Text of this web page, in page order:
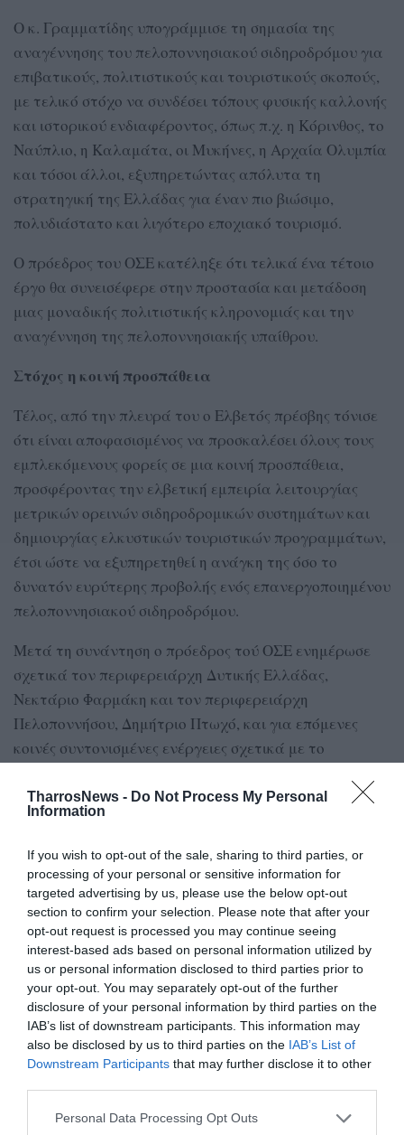
TharrosNews - Do Not Process My Personal
Information
If you wish to opt-out of the sale, sharing to third parties, or
processing of your personal or sensitive information for
targeted advertising by us, please use the below opt-out
section to confirm your selection. Please note that after your
opt-out request is processed you may continue seeing
interest-based ads based on personal information utilized by
us or personal information disclosed to third parties prior to
your opt-out. You may separately opt-out of the further
disclosure of your personal information by third parties on the
IAB’s list of downstream participants. This information may
also be disclosed by us to third parties on the IAB’s List of
Downstream Participants that may further disclose it to other
Personal Data Processing Opt Outs
Ο κ. Γραμματίδης υπογράμμισε τη σημασία της
αναγέννησης του πελοποννησιακού σιδηροδρόμου για
επιβατικούς, πολιτιστικούς και τουριστικούς σκοπούς,
με τελικό στόχο να συνδέσει τόπους φυσικής καλλονής
και ιστορικού ενδιαφέροντος, όπως π.χ. η Κόρινθος, το
Ναύπλιο, η Καλαμάτα, οι Μυκήνες, η Αρχαία Ολυμπία
και τόσοι άλλοι, εξυπηρετώντας απόλυτα τη
στρατηγική της Ελλάδας για έναν πιο βιώσιμο,
πολυδιάστατο και λιγότερο εποχιακό τουρισμό.
Ο πρόεδρος του ΟΣΕ κατέληξε ότι τελικά ένα τέτοιο
έργο θα συνεισέφερε στην προστασία και μετάδοση
μιας μοναδικής πολιτιστικής κληρονομιάς και την
αναγέννηση της πελοποννησιακής υπαίθρου.
Στόχος η κοινή προσπάθεια
Τέλος, από την πλευρά του ο Ελβετός πρέσβης τόνισε
ότι είναι αποφασισμένος να προσκαλέσει όλους τους
εμπλεκόμενους φορείς σε μια κοινή προσπάθεια,
προσφέροντας την ελβετική εμπειρία λειτουργίας
μετρικών ορεινών σιδηροδρομικών συστημάτων και
δημιουργίας ελκυστικών τουριστικών προγραμμάτων,
έτσι ώστε να εξυπηρετηθεί η ανάγκη της όσο το
δυνατόν ευρύτερης προβολής ενός επανεργοποιημένου
πελοποννησιακού σιδηροδρόμου.
Μετά τη συνάντηση ο πρόεδρος τού ΟΣΕ ενημέρωσε
σχετικά τον περιφερειάρχη Δυτικής Ελλάδας,
Νεκτάριο Φαρμάκη και τον περιφερειάρχη
Πελοποννήσου, Δημήτριο Πτωχό, και για επόμενες
κοινές συντονισμένες ενέργειες σχετικά με το
Β.Β.
TAGS: ΣΙΔΗΡΟΔΡΟΜΙΚΟΣ ΣΤΑΘΜΟΣ
Facebook Twitter